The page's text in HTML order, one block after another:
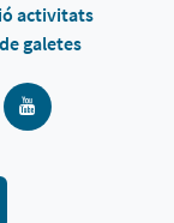
activitats
galetes